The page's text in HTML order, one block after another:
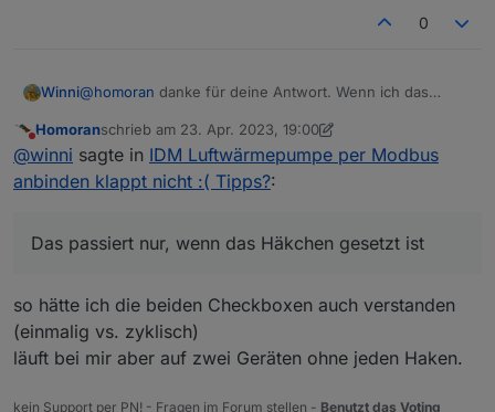
0
Winni@homoran danke für deine Antwort. Wenn ich das
geschrieben, aber der Wert wird in der Wärmepumpe
nicht übernommen. Das passiert nur, wenn das Häkchen
gesetzt ist. Da der Eprom nur eine begrenzte Anzahl an
Schreibzugriffen aushält, will ich natürlich vermeiden,
beschädigt bzw. zerstört wird.
Vielleicht mache ich mir unbegründet Sorgen, aber
Nicht stören
Homoranschrieb am 23. Apr. 2023, 19:00
zuletzt editiert von Homoran
@winni sagte in IDM Luftwärmepumpe per Modbus
anbinden klappt nicht :( Tipps?:
Das passiert nur, wenn das Häkchen gesetzt ist
so hätte ich die beiden Checkboxen auch verstanden
(einmalig vs. zyklisch)
läuft bei mir aber auf zwei Geräten ohne jeden Haken.
kein Support per PN! - Fragen im Forum stellen - Benutzt das Voting